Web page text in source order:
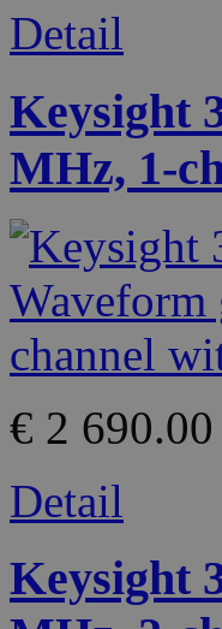
Detail
Keysight
MHz, 1-
€ 2 690.00
Detail
Keysight